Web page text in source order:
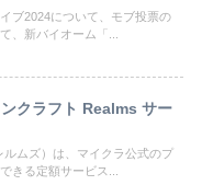
ブ2024について、モブ投票の
、新バイオーム「...
クラフト Realms サー
ムズ）は、マイクラ公式のプ
きる定額サービス...